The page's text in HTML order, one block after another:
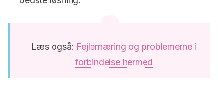
Læs også: Fejlernæring og problemerne i
forbindelse hermed